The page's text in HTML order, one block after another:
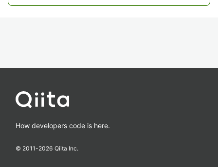
How developers code is here.
© 2011-2026 Qiita Inc.